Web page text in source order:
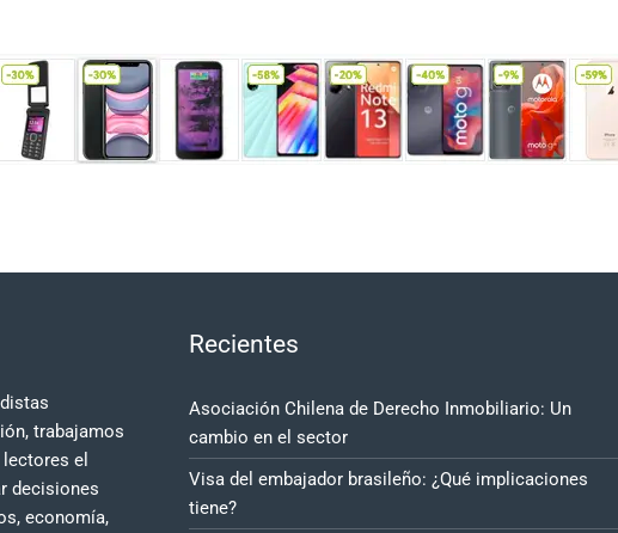
trabajamos
el
decisiones
economía,
Recientes
Asociación Chilena de Derecho Inmobiliario: Un
cambio en el sector
Visa del embajador brasileño: ¿Qué implicaciones
tiene?